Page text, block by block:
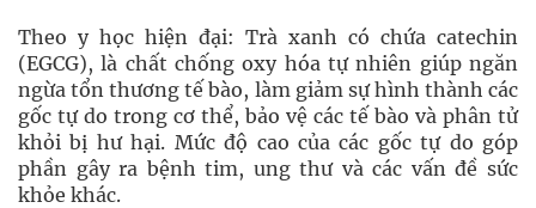
Theo y học hiện đại: Trà xanh có chứa catechin
(EGCG), là chất chống oxy hóa tự nhiên giúp ngăn
ngừa tổn thương tế bào, làm giảm sự hình thành các
gốc tự do trong cơ thể, bảo vệ các tế bào và phân tử
khỏi bị hư hại. Mức độ cao của các gốc tự do góp
phần gây ra bệnh tim, ung thư và các vấn đề sức
khỏe khác.